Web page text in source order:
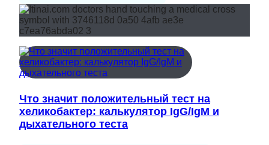
Что значит положительный тест на
хеликобактер: калькулятор IgG/IgM и
дыхательного теста